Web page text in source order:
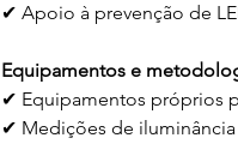
✔ Apoio à prevenção de
Equipamentos e
✔ Equipamentos próprios
✔ Medições de iluminância